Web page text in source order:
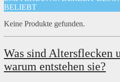
BELIEBT
Keine Produkte gefunden.
Was sind Altersflecken
warum entstehen sie?